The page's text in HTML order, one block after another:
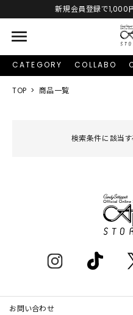
Autumn
menu
CATEGORY COLLABO
TOP 商品一覧
検索条件に該当す
お問い合わせ